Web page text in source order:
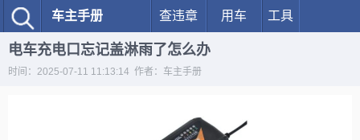
车主手册 查违章 用车 工具
电车充电口忘记盖淋雨了怎么办
时间：2025-07-11 11:13:14 作者：车主手册